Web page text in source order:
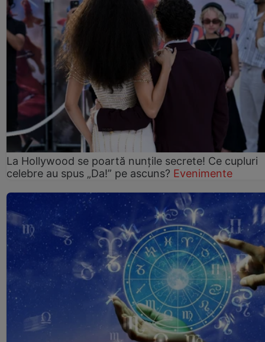
La Hollywood se poartă nunțile secrete! Ce cupluri
celebre au spus „Da!” pe ascuns? Evenimente